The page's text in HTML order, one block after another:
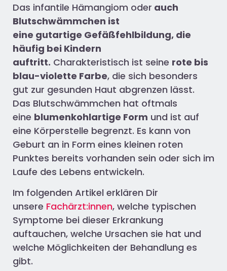
Das infantile Hämangiom oder auch
Blutschwämmchen ist
eine gutartige Gefäßfehlbildung, die
häufig bei Kindern
auftritt. Charakteristisch ist seine rote bis
blau-violette Farbe, die sich besonders
gut zur gesunden Haut abgrenzen lässt.
Das Blutschwämmchen hat oftmals
eine blumenkohlartige Form und ist auf
eine Körperstelle begrenzt. Es kann von
Geburt an in Form eines kleinen roten
Punktes bereits vorhanden sein oder sich im
Laufe des Lebens entwickeln.
Im folgenden Artikel erklären Dir
unsere Fachärzt:innen, welche typischen
Symptome bei dieser Erkrankung
auftauchen, welche Ursachen sie hat und
welche Möglichkeiten der Behandlung es
gibt.